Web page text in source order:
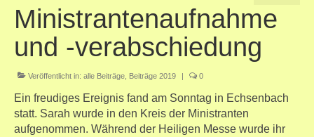
Ministrantenaufnahme
und -verabschiedung
Veröffentlicht in: alle Beiträge Beiträge 2019 | 0
Ein freudiges Ereignis fand am Sonntag in Echsenbach
statt. Sarah wurde in den Kreis der Ministranten
aufgenommen. Während der Heiligen Messe wurde ihr